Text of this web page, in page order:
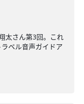
太さん第3回。これ
ベル音声ガイドア